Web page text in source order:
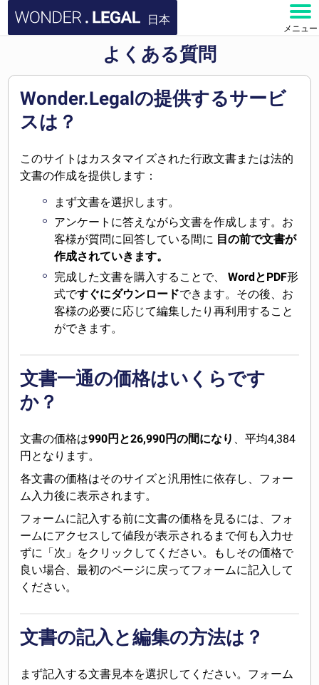
日本
メニュー
文書
よくある質問
お問い合わせ
アカウント
よくある質問
Wonder.Legalの提供するサービ
スは？
このサイトはカスタマイズされた行政文書または法的
文書の作成を提供します：
まず文書を選択します。
アンケートに答えながら文書を作成します。お
客様が質問に回答している間に 目の前で文書が
作成されていきます。
完成した文書を購入することで、WordとPDF形
式ですぐにダウンロードできます。その後、お
客様の必要に応じて編集したり再利用すること
ができます。
文書一通の価格はいくらです
か？
文書の価格は990円と26,990円の間になり 、平均4,384
円となります。
各文書の価格はそのサイズと汎用性に依存し、フォー
ム入力後に表示されます。
フォームに記入する前に文書の価格を見るには、フォ
ームにアクセスして値段が表示されるまで何も入力せ
ずに「次」をクリックしてください。もしその価格で
良い場合、最初のページに戻ってフォームに記入して
ください。
文書の記入と編集の方法は？
まず記入する文書見本を選択してください。フォーム